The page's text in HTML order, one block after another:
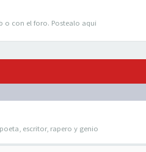
o con el foro. Postealo aqui
escritor, rapero y genio